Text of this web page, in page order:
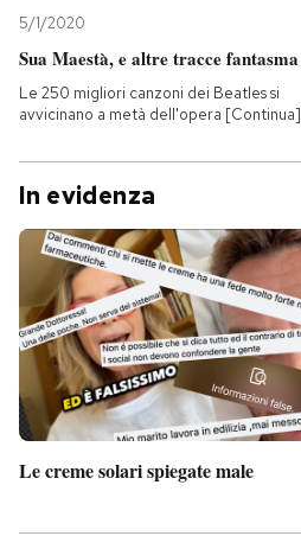
5/1/2020
Sua Maestà, e altre tracce fantasma
Le 250 migliori canzoni dei Beatles si
avvicinano a metà dell'opera [Continua]
In evidenza
Le creme solari spiegate male